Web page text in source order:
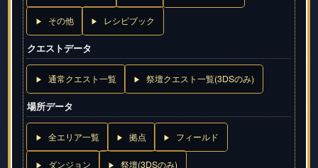
その他 レシピブック
クエストデータ
通常クエスト一覧 祭壇クエスト一覧(3DSのみ)
場所データ
全エリア一覧 拠点 フィールド
ダンジョン 祭壇(3DSのみ)